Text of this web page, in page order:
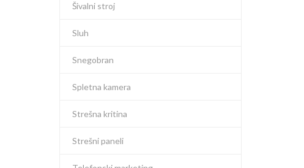
Šivalni stroj
Sluh
Snegobran
Spletna kamera
Strešna kritina
Strešni paneli